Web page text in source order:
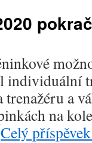
Informace
pravidelně
na
stránce
facebook
PROFI
SPORT
Cheb
a
na
Celý